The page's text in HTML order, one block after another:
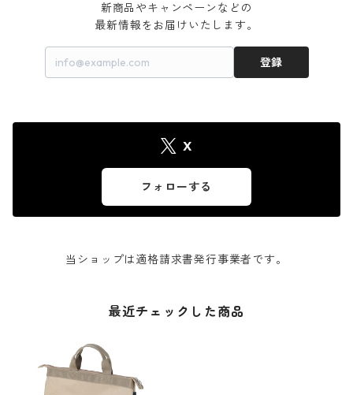
新商品やキャンペーンなどの
最新情報をお届けいたします。
登録
X
フォローする
当ショップは適格請求書発行事業者です。
最近チェックした商品